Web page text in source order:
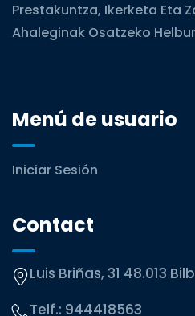
Prestakuntza, Ikerketa Eta
Ahaleginak Osatzeko
Menú de usuario
Iniciar Sesión
Contact
Luis Briñas, 31 48.013
Telf.: 944418563